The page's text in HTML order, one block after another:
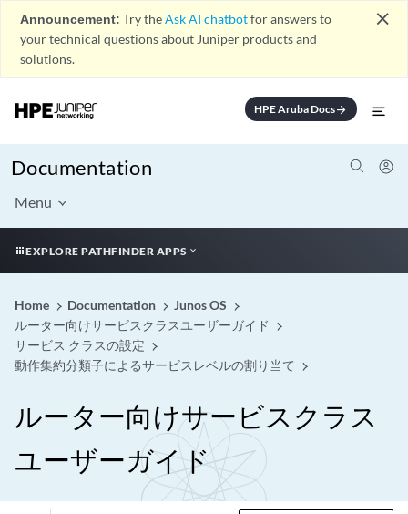
Announcement: Try theAsk AI chatbotfor answers to
your technical questions about Juniper products and
solutions.
close
HPE Aruba Docsarrow_forward
Documentation
Menu
EXPLORE PATHFINDER APPS
Home Documentation
Junos OS
ルーター向けサービスクラスユーザーガイド
サービス クラスの設定
動作集約分類子によるサービスレベルの割り当て
ルーター向けサービスクラス
ユーザーガイド